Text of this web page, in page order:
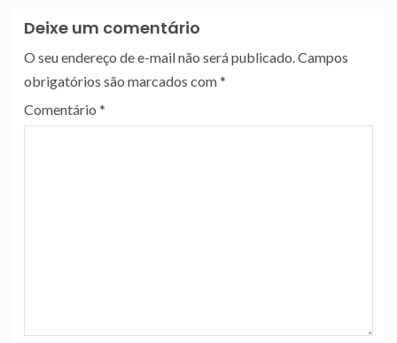
Deixe um comentário
O seu endereço de e-mail não será publicado.Campos
obrigatórios são marcados com*
Comentário *